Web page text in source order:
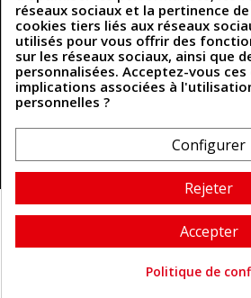
Coordonnées
493 Chemin de Catougnac
81300 Graulhet
05
contact@cuirenstock.com
Cuirenstock © 2026 - Une
réseaux sociaux et la pertinence
cookies tiers liés aux réseaux
utilisés pour vous offrir des
sur les réseaux sociaux, ainsi que
personnalisées. Acceptez-vous
implications associées à
personnelles ?
Configurer
Rejeter
Accepter
Politique de